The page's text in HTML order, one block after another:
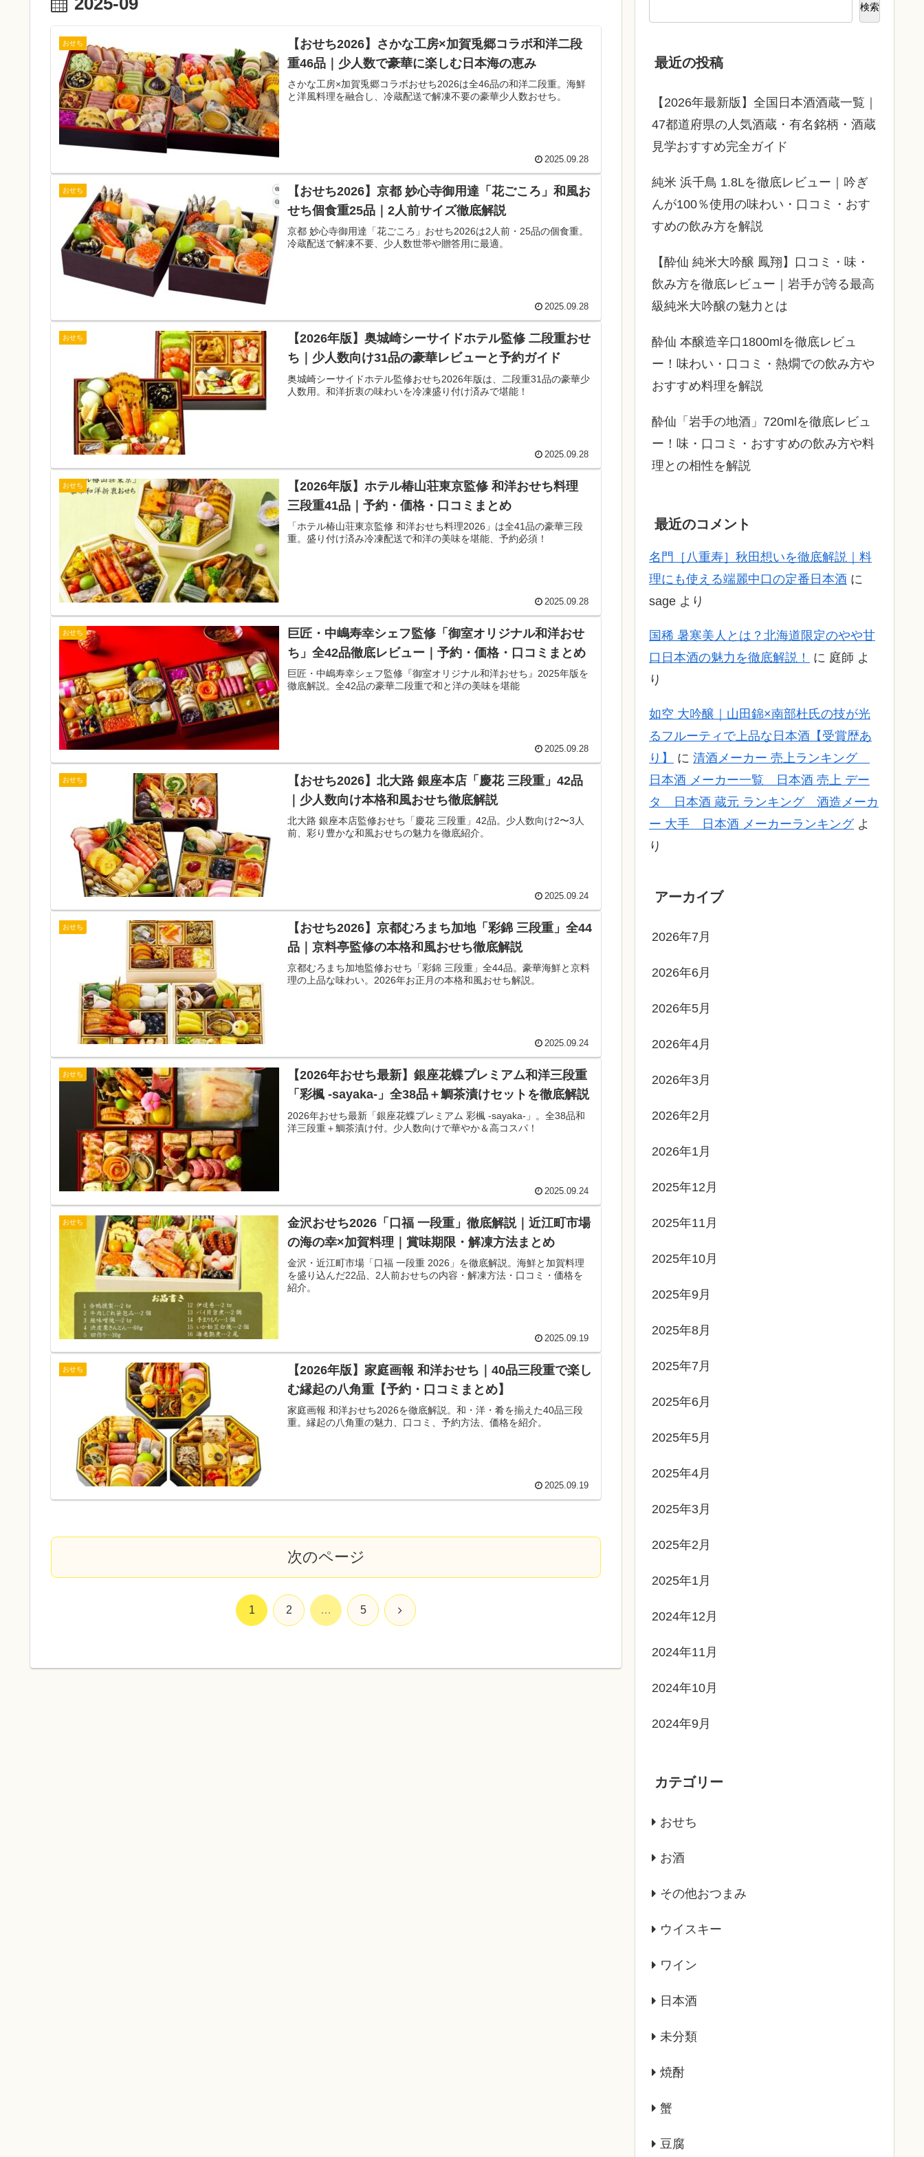
おせち
【おせち2026】さかな工房×加賀兎郷コラボ和洋二段
重46品｜少人数で豪華に楽しむ日本海の恵み
さかな工房×加賀兎郷コラボおせち2026は全46品の和洋二段重。海鮮
と洋風料理を融合し、冷蔵配送で解凍不要の豪華少人数おせち。
2025.09.28
おせち
【おせち2026】京都 妙心寺御用達「花ごころ」和風お
せち個食重25品｜2人前サイズ徹底解説
京都 妙心寺御用達「花ごころ」おせち2026は2人前・25品の個食重。
冷蔵配送で解凍不要、少人数世帯や贈答用に最適。
2025.09.28
おせち
【2026年版】奥城崎シーサイドホテル監修 二段重おせ
ち｜少人数向け31品の豪華レビューと予約ガイド
奥城崎シーサイドホテル監修おせち2026年版は、二段重31品の豪華少
人数用。和洋折衷の味わいを冷凍盛り付け済みで堪能！
2025.09.28
おせち
【2026年版】ホテル椿山荘東京監修 和洋おせち料理
三段重41品｜予約・価格・口コミまとめ
「ホテル椿山荘東京監修 和洋おせち料理2026」は全41品の豪華三段
重。盛り付け済み冷凍配送で和洋の美味を堪能、予約必須！
2025.09.28
おせち
巨匠・中嶋寿幸シェフ監修「御室オリジナル和洋おせ
ち」全42品徹底レビュー｜予約・価格・口コミまとめ
巨匠・中嶋寿幸シェフ監修『御室オリジナル和洋おせち』2025年版を
徹底解説。全42品の豪華二段重で和と洋の美味を堪能
2025.09.28
おせち
【おせち2026】北大路 銀座本店「慶花 三段重」42品
｜少人数向け本格和風おせち徹底解説
北大路 銀座本店監修おせち「慶花 三段重」42品。少人数向け2〜3人
前、彩り豊かな和風おせちの魅力を徹底紹介。
2025.09.24
おせち
【おせち2026】京都むろまち加地「彩錦 三段重」全44
品｜京料亭監修の本格和風おせち徹底解説
京都むろまち加地監修おせち「彩錦 三段重」全44品。豪華海鮮と京料
理の上品な味わい。2026年お正月の本格和風おせち解説。
2025.09.24
おせち
【2026年おせち最新】銀座花蝶プレミアム和洋三段重
「彩楓 -sayaka-」全38品＋鯛茶漬けセットを徹底解説
2026年おせち最新「銀座花蝶プレミアム 彩楓 -sayaka-」。全38品和
洋三段重＋鯛茶漬け付。少人数向けで華やか＆高コスパ！
2025.09.24
おせち
金沢おせち2026「口福 一段重」徹底解説｜近江町市場
の海の幸×加賀料理｜賞味期限・解凍方法まとめ
金沢・近江町市場「口福 一段重 2026」を徹底解説。海鮮と加賀料理
を盛り込んだ22品、2人前おせちの内容・解凍方法・口コミ・価格を
紹介。
2025.09.19
おせち
【2026年版】家庭画報 和洋おせち｜40品三段重で楽し
む縁起の八角重【予約・口コミまとめ】
家庭画報 和洋おせち2026を徹底解説。和・洋・肴を揃えた40品三段
重。縁起の八角重の魅力、口コミ、予約方法、価格を紹介。
2025.09.19
次のページ
1 2 … 5 次
検索
最近の投稿
【2026年最新版】全国日本酒酒蔵一覧｜
47都道府県の人気酒蔵・有名銘柄・酒蔵
見学おすすめ完全ガイド
純米 浜千鳥 1.8Lを徹底レビュー｜吟ぎ
んが100％使用の味わい・口コミ・おす
すめの飲み方を解説
【酔仙 純米大吟醸 鳳翔】口コミ・味・
飲み方を徹底レビュー｜岩手が誇る最高
級純米大吟醸の魅力とは
酔仙 本醸造辛口1800mlを徹底レビュ
ー！味わい・口コミ・熱燗での飲み方や
おすすめ料理を解説
酔仙「岩手の地酒」720mlを徹底レビュ
ー！味・口コミ・おすすめの飲み方や料
理との相性を解説
最近のコメント
名門［八重寿］秋田想いを徹底解説｜料
理にも使える端麗中口の定番日本酒 に
sage より
国稀 暑寒美人とは？北海道限定のやや甘
口日本酒の魅力を徹底解説！
に 庭師 よ
り
如空 大吟醸｜山田錦×南部杜氏の技が光
るフルーティで上品な日本酒【受賞歴あ
り】
に 清酒メーカー 売上ランキング
日本酒 メーカー一覧 日本酒 売上 デー
タ 日本酒 蔵元 ランキング 酒造メーカ
ー 大手 日本酒 メーカーランキングよ
り
アーカイブ
2026年7月
2026年6月
2026年5月
2026年4月
2026年3月
2026年2月
2026年1月
2025年12月
2025年11月
2025年10月
2025年9月
2025年8月
2025年7月
2025年6月
2025年5月
2025年4月
2025年3月
2025年2月
2025年1月
2024年12月
2024年11月
2024年10月
2024年9月
カテゴリー
おせち
お酒
その他おつまみ
ウイスキー
ワイン
日本酒
未分類
焼酎
蟹
豆腐